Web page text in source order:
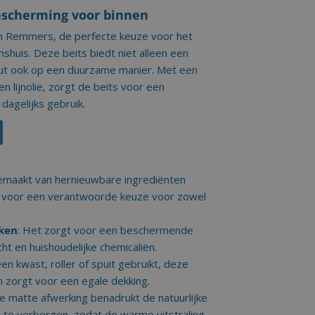
voor binnen
Remmers, de perfecte keuze voor het
Deze beits biedt niet alleen een
ook op een duurzame manier. Met een
lijnolie, zorgt de beits voor een
gebruik.
van hernieuwbare ingrediënten
een verantwoorde keuze voor zowel
: Het zorgt voor een beschermende
en huishoudelijke chemicaliën.
kwast, roller of spuit gebruikt, deze
zorgt voor een egale dekking.
matte afwerking benadrukt de natuurlijke